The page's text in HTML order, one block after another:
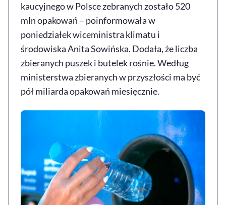
Sprawdź, jak i dlaczego zwiększamy dostępność, otwiera się w nowym
Deklaracja dostępności , otwiera się w nowym oknie
Zgłoś problem
, otwiera się w
kaucyjnego w Polsce zebranych zostało 520
mln opakowań – poinformowała w
poniedziałek wiceministra klimatu i
środowiska Anita Sowińska. Dodała, że liczba
zbieranych puszek i butelek rośnie. Według
ministerstwa zbieranych w przyszłości ma być
pół miliarda opakowań miesięcznie.